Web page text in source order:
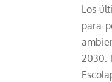
Los
para
2030.